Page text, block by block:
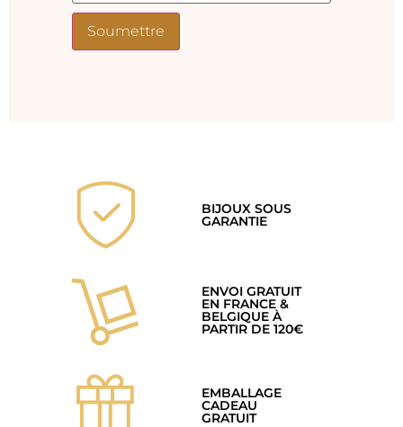
BIJOUX SOUS
GARANTIE
ENVOI GRATUIT
EN FRANCE &
BELGIQUE À
PARTIR DE 120€
EMBALLAGE
CADEAU
GRATUIT